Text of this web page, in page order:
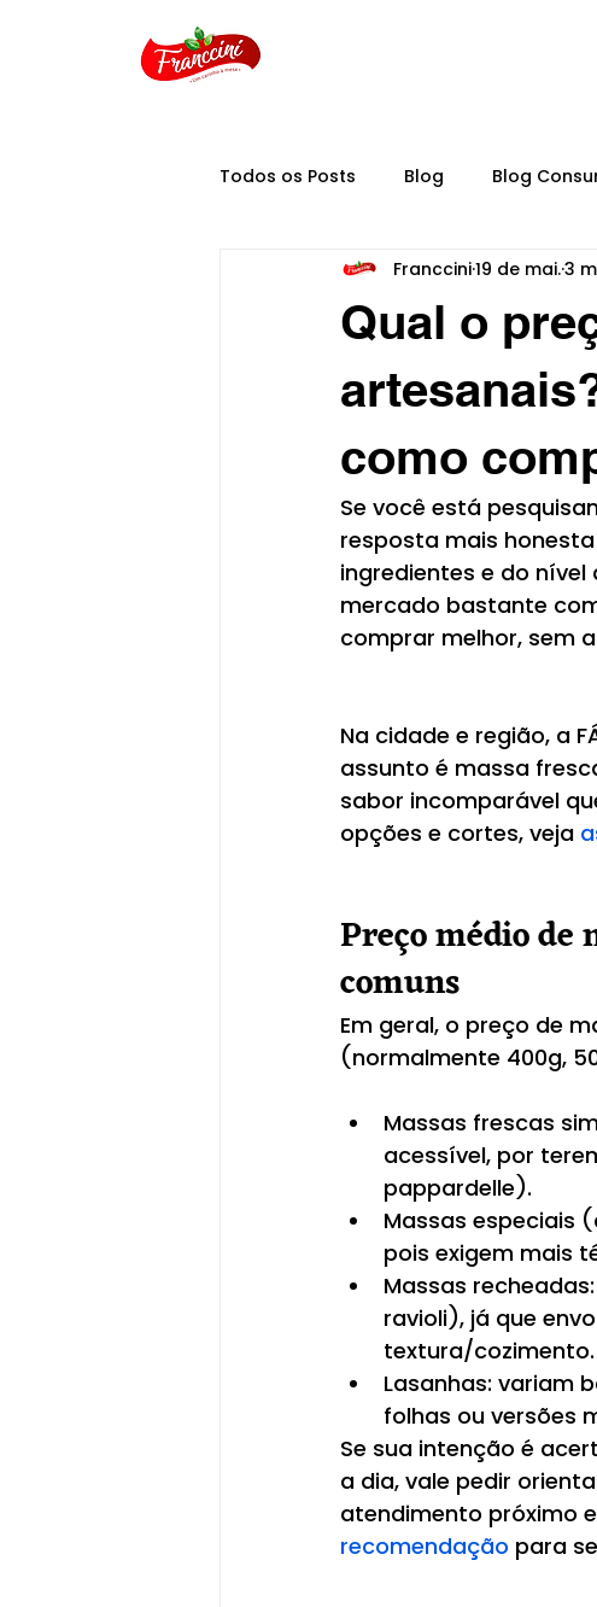
Todos os Posts Blog Blog
Qual o
como
Franccini19 de mai.3
Se você está
resposta mais
ingredientes e do nível
mercado bastante
comprar melhor, sem
Na cidade e região, a
assunto é massa
sabor incomparável
opções e cortes, veja
Preço médio de
comuns
Em geral, o preço de
(normalmente 400g,
Massas frescas
acessível, por
pappardelle).
Massas especiais
pois exigem mais
Massas
ravioli), já que
textura/cozimento.
Lasanhas: variam
folhas ou versões
Se sua intenção é
a dia, vale pedir
atendimento próximo
recomendação para